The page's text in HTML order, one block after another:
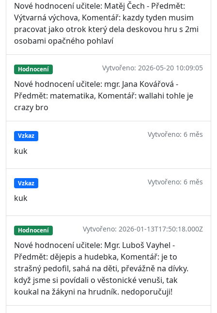
Nové hodnocení učitele: Matěj Čech - Předmět:
Výtvarná výchova, Komentář: kazdy tyden musim
pracovat jako otrok který dela deskovou hru s 2mi
osobami opačného pohlaví
Hodnocení Vytvořeno: 2026-05-20 10:09:05
Nové hodnocení učitele: mgr. Jana Kovářová -
Předmět: matematika, Komentář: wallahi tohle je
crazy bro
Vzkaz Vytvořeno: 6 měs
kuk
Vzkaz Vytvořeno: 6 měs
kuk
Hodnocení Vytvořeno: 2026-01-13T17:50:18.000Z
Nové hodnocení učitele: Mgr. Luboš Vayhel -
Předmět: dějepis a hudebka, Komentář: je to
strašný pedofil, sahá na děti, převážně na dívky.
když jsme si povídali o věstonické venuši, tak
koukal na žákyni na hrudník. nedoporučuji!